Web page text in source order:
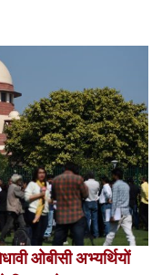
ओबीसी अभ्यर्थियों